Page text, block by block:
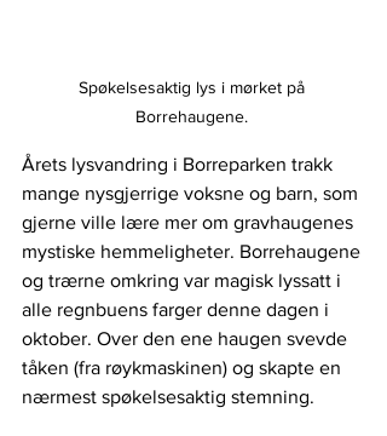
Spøkelsesaktig lys i mørket på
Borrehaugene.
Årets lysvandring i Borreparken trakk
mange nysgjerrige voksne og barn, som
gjerne ville lære mer om gravhaugenes
mystiske hemmeligheter. Borrehaugene
og trærne omkring var magisk lyssatt i
alle regnbuens farger denne dagen i
oktober. Over den ene haugen svevde
tåken (fra røykmaskinen) og skapte en
nærmest spøkelsesaktig stemning.